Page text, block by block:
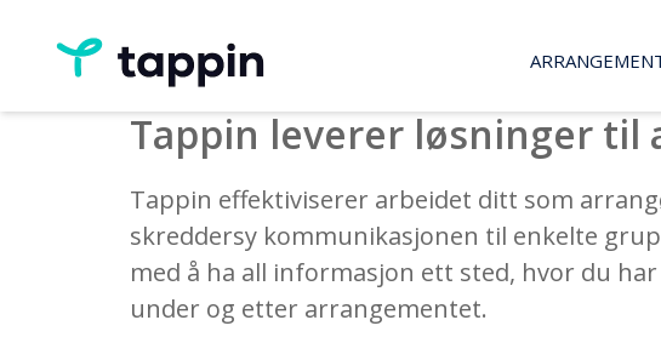
Tappin leverer løsninger til
Tappin effektiviserer arbeidet ditt som
skreddersy kommunikasjonen til enkelte
med å ha all informasjon ett sted, hvor du
under og etter arrangementet.